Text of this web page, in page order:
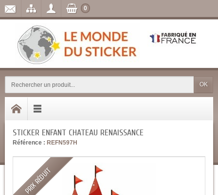
OK
0
STICKER ENFANT CHATEAU RENAISSANCE
Référence : REFN597H
PRIX RÉDUIT